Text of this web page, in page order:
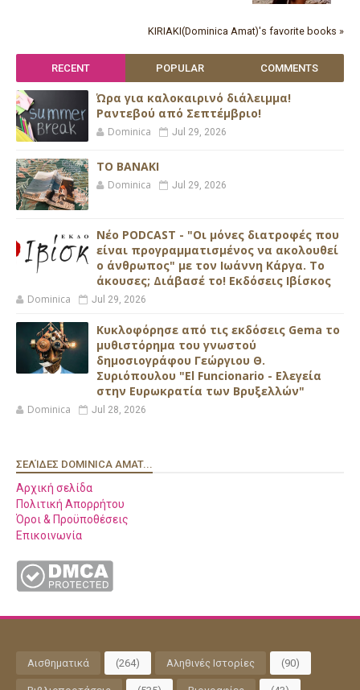
KIRIAKI(Dominica Amat)'s favorite books »
RECENT POPULAR COMMENTS
Ώρα για καλοκαιρινό διάλειμμα!
Ραντεβού από Σεπτέμβριο!
Dominica Jul 29, 2026
ΤΟ ΒΑΝΑΚΙ
Dominica Jul 29, 2026
Νέο PODCAST - "Οι μόνες διατροφές που
είναι προγραμματισμένος να ακολουθεί
ο άνθρωπος" με τον Ιωάννη Κάργα. Το
άκουσες; Διάβασέ το! Εκδόσεις Ιβίσκος
Dominica Jul 29, 2026
Κυκλοφόρησε από τις εκδόσεις Gema το
μυθιστόρημα του γνωστού
δημοσιογράφου Γεώργιου Θ.
Συριόπουλου "El Funcionario - Ελεγεία
στην Ευρωκρατία των Βρυξελλών"
Dominica Jul 28, 2026
ΣΕΛΊΔΕΣ DOMINICA AMAT...
Αρχική σελίδα
Πολιτική Απορρήτου
Όροι & Προϋποθέσεις
Επικοινωνία
Αισθηματικά (264) Αληθινές Ιστορίες (90)